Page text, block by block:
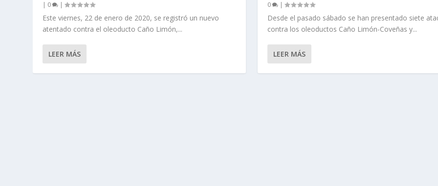
| 0 |
Este viernes, 22 de enero de 2020, se registró un nuevo
atentado contra el oleoducto Caño Limón,...
LEER MÁS
0
|
Desde el pasado sábado se han presentado siete
contra los oleoductos Caño Limón-Coveñas y...
LEER MÁS